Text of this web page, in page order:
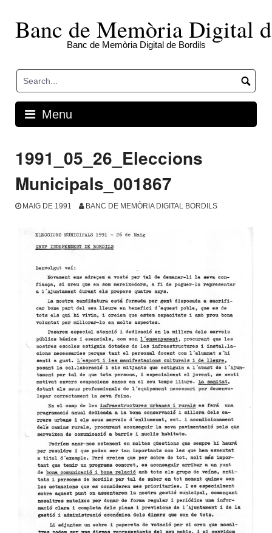
contentBanc de Memòria Digital
Banc de Memòria Digital de Bordils
Menu
1991_05_26_Eleccions
Municipals_001867
MAIG DE 1991 BANC DE MEMÒRIA DIGITAL BORDILS